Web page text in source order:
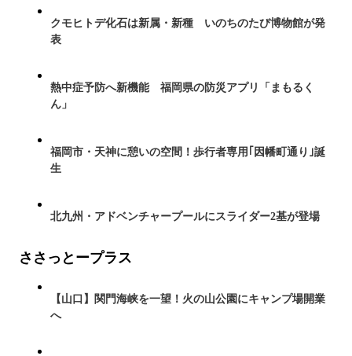
クモヒトデ化石は新属・新種 いのちのたび博物館が発
表
熱中症予防へ新機能 福岡県の防災アプリ「まもるく
ん」
福岡市・天神に憩いの空間！歩行者専用｢因幡町通り｣誕
生
北九州・アドベンチャープールにスライダー2基が登場
ささっとープラス
【山口】関門海峡を一望！火の山公園にキャンプ場開業
へ